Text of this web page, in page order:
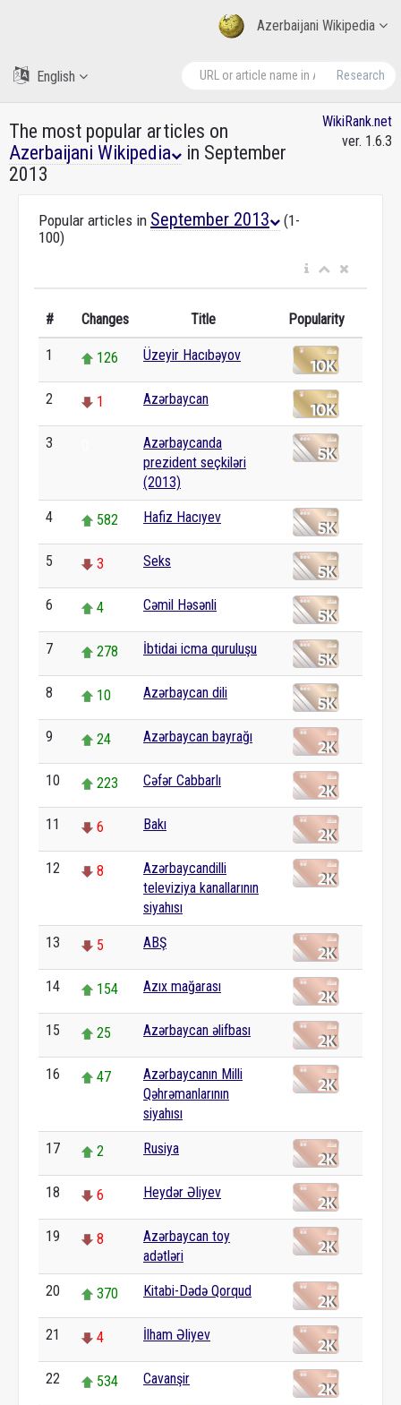
Azerbaijani Wikipedia
Research
English
The most popular articles on
Azerbaijani Wikipedia
in September
2013
WikiRank.net
ver. 1.6.3
Popular articles in September 2013
(1-
100)
# Changes Title Popularity
1 126 Üzeyir Hacıbəyov
2 1 Azərbaycan
3
Azərbaycanda
prezident seçkiləri
(2013)
4 582 Hafiz Hacıyev
5 3 Seks
6 4 Cəmil Həsənli
7 278 İbtidai icma quruluşu
8 10 Azərbaycan dili
9 24 Azərbaycan bayrağı
10 223 Cəfər Cabbarlı
11 6 Bakı
12 8
Azərbaycandilli
televiziya kanallarının
siyahısı
13 5 ABŞ
14 154 Azıx mağarası
15 25 Azərbaycan əlifbası
16 47
Azərbaycanın Milli
Qəhrəmanlarının
siyahısı
17 2 Rusiya
18 6 Heydər Əliyev
19 8
Azərbaycan toy
adətləri
20 370 Kitabi-Dədə Qorqud
21 4 İlham Əliyev
22 534 Cavanşir